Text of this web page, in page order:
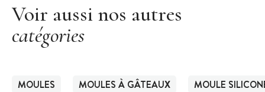
Voir aussi nos autres
catégories
MOULES MOULES À GÂTEAUX MOULE